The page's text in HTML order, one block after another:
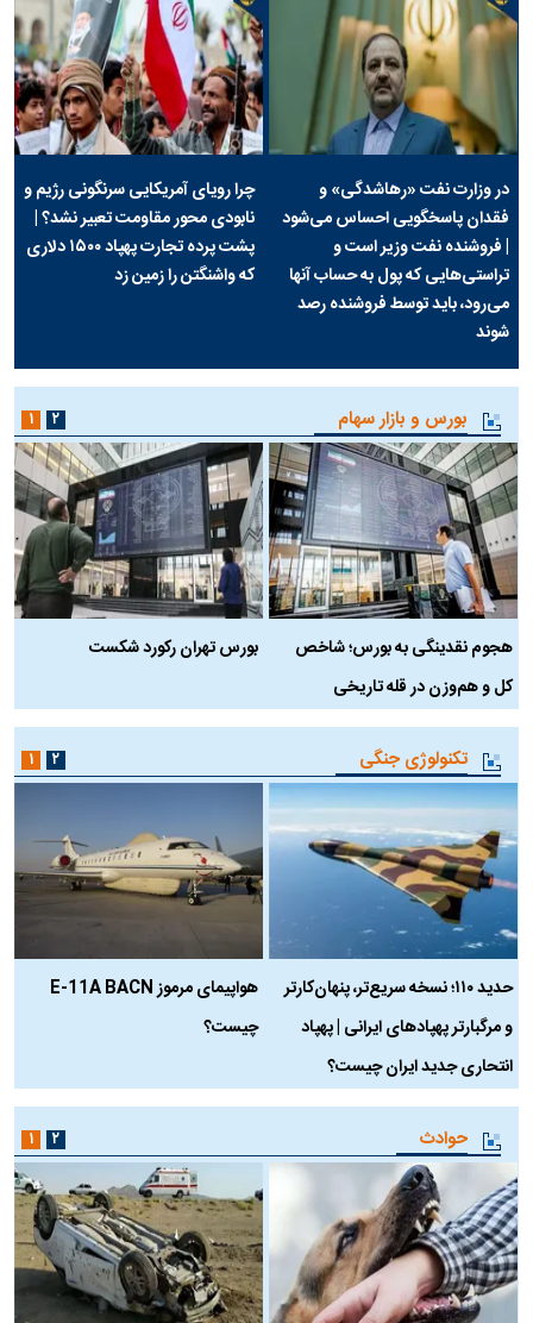
در وزارت نفت «رهاشدگی» و
فقدان پاسخگویی احساس می‌شود
| فروشنده نفت وزیر است و
تراستی‌هایی که پول به حساب آنها
می‌رود، باید توسط فروشنده رصد
شوند
چرا رویای آمریکایی سرنگونی رژیم و
نابودی محور مقاومت تعبیر نشد؟ |
پشت پرده تجارت پهپاد‌ ۱۵۰۰ دلاری
که واشنگتن را زمین زد
بورس و بازار سهام
هجوم نقدینگی به بورس؛ شاخص
کل و هم‌وزن در قله تاریخی
بورس تهران رکورد شکست
۱ ۲
تکنولوژی جنگی
حدید ۱۱۰؛ نسخه سریع‌تر، پنهان‌کارتر
و مرگبارتر پهپادهای ایرانی | پهپاد
انتحاری جدید ایران چیست؟
هواپیمای مرموز E-11A BACN
چیست؟
۱ ۲
حوادث ۱ ۲